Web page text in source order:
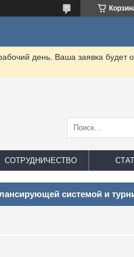
день. Ваша заявка будет
СОТРУДНИЧЕСТВО
системой и